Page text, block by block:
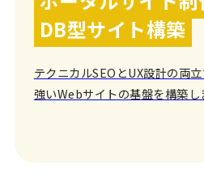
DB型サイト構築
テクニカルSEOとUX設計の両
強いWebサイトの基盤を構築し